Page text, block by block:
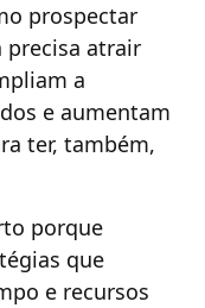
prospectar
precisa atrair
a
e aumentam
ter, também,
porque
que
e recursos